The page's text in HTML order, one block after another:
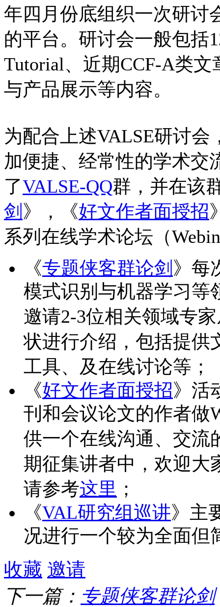
年四月份底组织一次研讨
的平台。研讨会一般包括
Tutorial、近期CCF-A类
与产品展示等内容。
为配合上述VALSE研讨
加便捷、经常性的学术交
了VALSE-QQ群，并在该
剑 》，《好文作者面授招
系列在线学术论坛（
《专题侠客群论剑 》每
模式识别与机器学习等
邀请2-3位相关领域专
状进行介绍，包括提供
工具、及在线讨论等；
《好文作者面授招》活
刊和会议论文的作者做
供一个在线沟通、交流
期征集讲者中，欢迎大
请参考这里 ；
《VAL研究组巡讲》主
况进行一个较为全面但
收藏 邀请
下一篇： 专题侠客群论剑